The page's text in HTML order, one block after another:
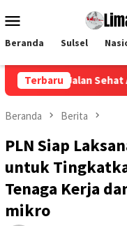
ke
Mobile
Beranda Sulsel
Terbaru
Sehat Anti Mager
Beranda Berita
PLN Siap
untuk
Tenaga Kerja
mikro